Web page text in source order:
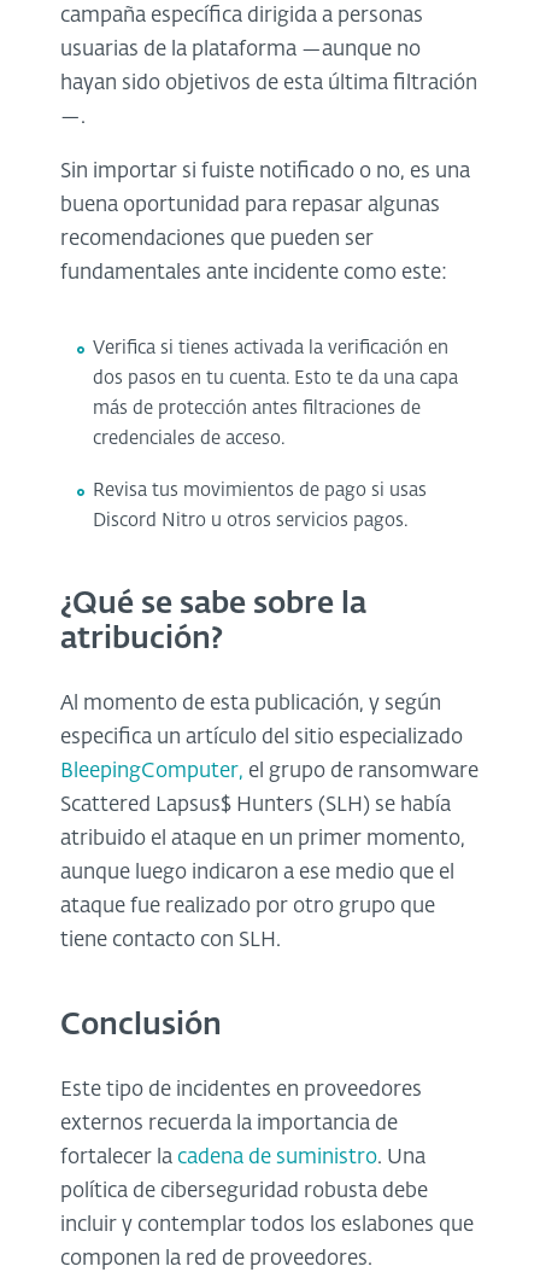
campaña específica dirigida a personas
usuarias de la plataforma —aunque no
hayan sido objetivos de esta última filtración
—.
Sin importar si fuiste notificado o no, es una
buena oportunidad para repasar algunas
recomendaciones que pueden ser
fundamentales ante incidente como este:
Verifica si tienes activada la verificación en
dos pasos en tu cuenta. Esto te da una capa
más de protección antes filtraciones de
credenciales de acceso.
Revisa tus movimientos de pago si usas
Discord Nitro u otros servicios pagos.
¿Qué se sabe sobre la
atribución?
Al momento de esta publicación, y según
especifica un artículo del sitio especializado
BleepingComputer, el grupo de ransomware
Scattered Lapsus$ Hunters (SLH) se había
atribuido el ataque en un primer momento,
aunque luego indicaron a ese medio que el
ataque fue realizado por otro grupo que
tiene contacto con SLH.
Conclusión
Este tipo de incidentes en proveedores
externos recuerda la importancia de
fortalecer la cadena de suministro. Una
política de ciberseguridad robusta debe
incluir y contemplar todos los eslabones que
componen la red de proveedores.